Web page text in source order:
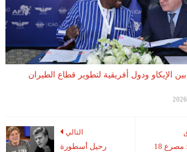
الإيكاو ودول أفريقية لتطوير قطاع الطيران
التالي
رحيل أسطورة
حصري: مصرع 18